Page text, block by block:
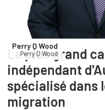
Le plus grand
indépendant
spécialisé dans
migration
Perry Q Wood
Perry Q Wood